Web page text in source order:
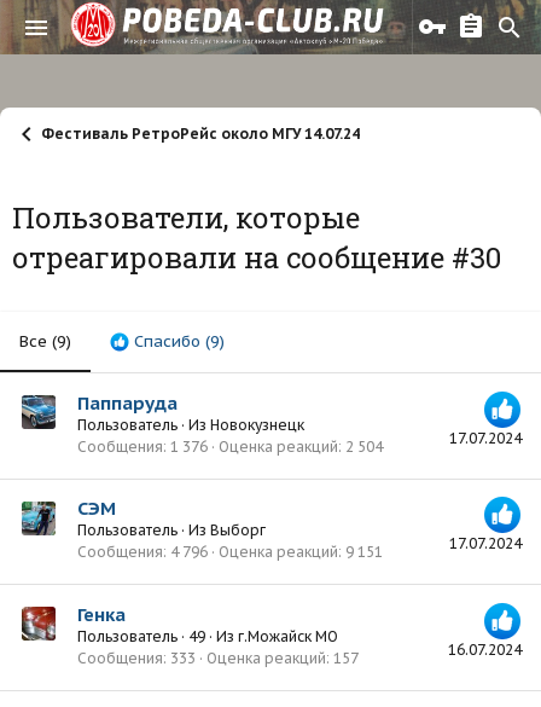
Фестиваль РетроРейс около МГУ 14.07.24
Пользователи, которые
отреагировали на сообщение #30
Все (9) Спасибо (9)
17.07.2024
Паппаруда
Пользователь · Из Новокузнецк
Сообщения 1 376 Оценка реакций 2 504
17.07.2024
СЭМ
Пользователь · Из Выборг
Сообщения 4 796 Оценка реакций 9 151
16.07.2024
Генка
Пользователь · 49 · Из г.Можайск МО
Сообщения 333 Оценка реакций 157